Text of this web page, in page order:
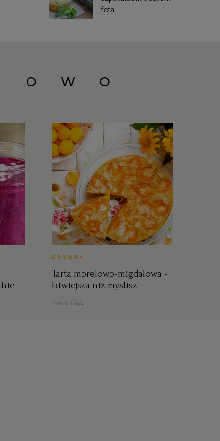
feta
DESERY
Tarta morelowo-migdałowa -
łatwiejsza niż myslisz!
Anna Gaik